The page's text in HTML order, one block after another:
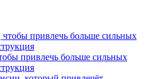
привлечь больше сильных